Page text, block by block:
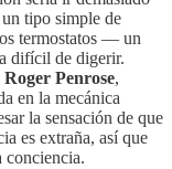
tipo simple de
termostatos — un
difícil de digerir.
Roger Penrose,
en la mecánica
la sensación de que
es extraña, así que
conciencia.